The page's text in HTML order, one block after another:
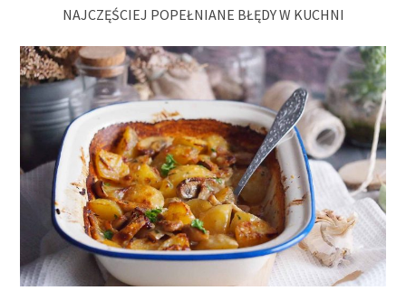
NAJCZĘŚCIEJ POPEŁNIANE BŁĘDY W KUCHNI